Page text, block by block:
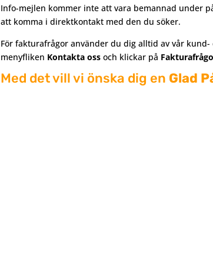
Info-mejlen kommer inte att vara bemannad under
att komma i direktkontakt med den du söker.
För fakturafrågor använder du dig alltid av vår
menyfliken Kontakta ossoch klickar på
Med det vill vi önska dig en Glad